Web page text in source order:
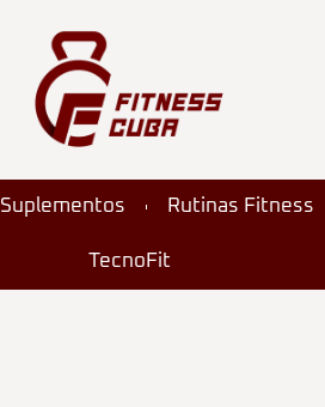
Suplementos Rutinas Fitness
TecnoFit